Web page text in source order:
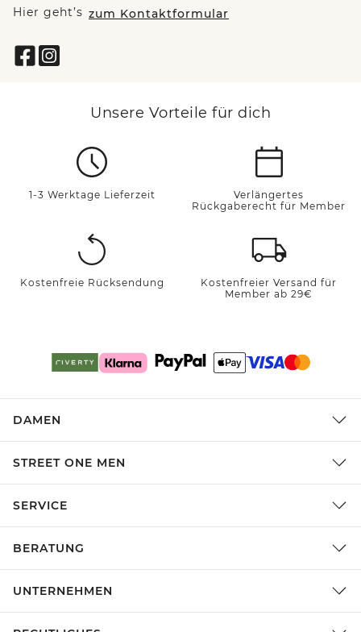
Hier geht’s zum Kontaktformular
Unsere Vorteile für dich
1-3 Werktage Lieferzeit
Verlängertes
Rückgaberecht für Member
Kostenfreie Rücksendung
Kostenfreier Versand für
Member ab 29€
DAMEN
STREET ONE MEN
SERVICE
BERATUNG
UNTERNEHMEN